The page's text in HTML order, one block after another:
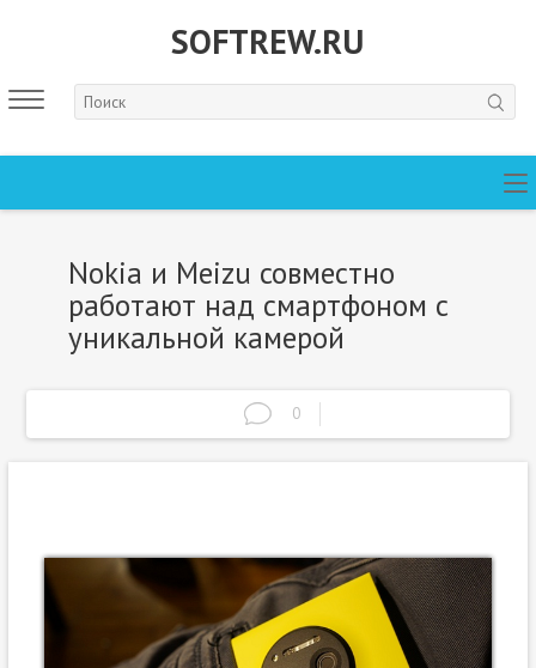
SOFTREW.RU
Nokia и Meizu совместно
работают над смартфоном с
уникальной камерой
0